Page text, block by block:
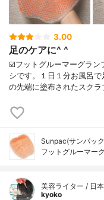
3.00
足のケアに^ ^
☑️フットグルーマーグラン
シです。１日１分お風呂
の先端に塗布されたスク
Sunpac(サンパッ
フットグルーマー
美容ライター / 日
kyoko